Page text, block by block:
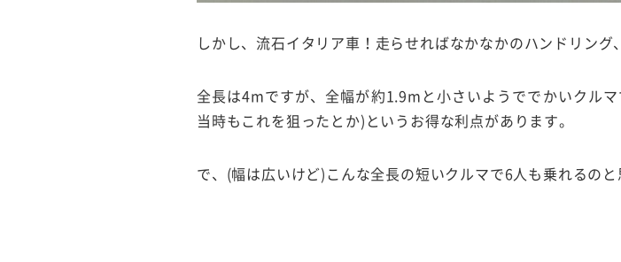
しかし、流石イタリア車！走らせればなかなかのハンドリング
全長は4mですが、全幅が約1.9mと小さいようででかいクル
当時もこれを狙ったとか)というお得な利点があります。
で、(幅は広いけど)こんな全長の短いクルマで6人も乗れるの